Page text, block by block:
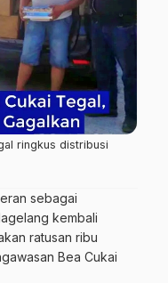
ringkus distribusi
sebagai
kembali
ratusan ribu
Bea Cukai